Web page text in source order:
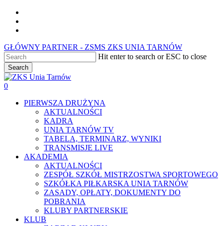
Skip
main
GŁÓWNY PARTNER - ZSMS ZKS UNIA TARNÓW
Hit enter to search or ESC to close
Search
Close
Search
0
PIERWSZA DRUŻYNA
AKTUALNOŚCI
KADRA
UNIA TARNÓW TV
TABELA, TERMINARZ, WYNIKI
TRANSMISJE LIVE
AKADEMIA
AKTUALNOŚCI
ZESPÓŁ SZKÓŁ MISTRZOSTWA SPORTOWEGO
SZKÓŁKA PIŁKARSKA UNIA TARNÓW
ZASADY, OPŁATY, DOKUMENTY DO
POBRANIA
KLUBY PARTNERSKIE
KLUB